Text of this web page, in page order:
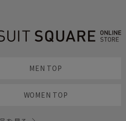
MEN TOP
WOMEN TOP